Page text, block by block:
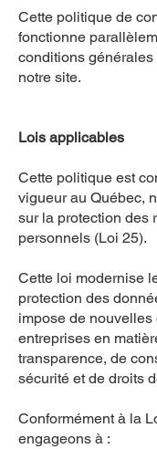
Cette politique de
fonctionne
conditions générales
notre site.
Lois applicables
Cette politique est
vigueur au Québec,
sur la protection des
personnels (Loi 25).
Cette loi modernise
protection des
impose de
entreprises en
transparence, de
sécurité et de droits
Conformément à la
engageons à :